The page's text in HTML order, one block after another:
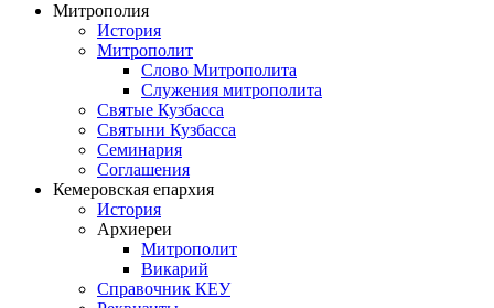
Митрополия
История
Митрополит
Слово Митрополита
Служения митрополита
Святые Кузбасса
Святыни Кузбасса
Семинария
Соглашения
Кемеровская епархия
История
Архиереи
Митрополит
Викарий
Справочник КЕУ